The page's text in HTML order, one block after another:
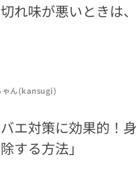
れ味が悪いときは、
ゃん(kansugi)
エ対策に効果的！身
する方法」